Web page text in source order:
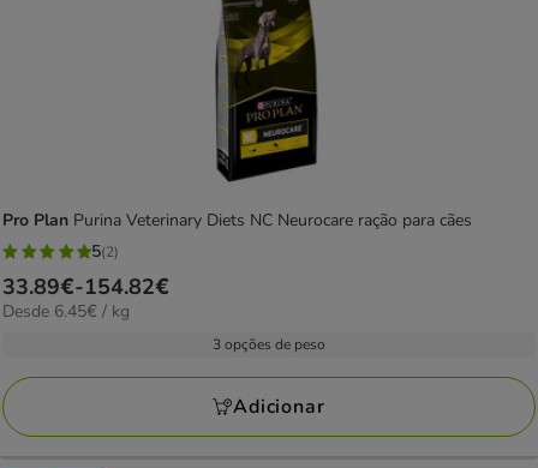
Pro Plan Purina Veterinary Diets NC Neurocare ração para cães
5
estrelas
com
avaliações
5(2)
Preço
de
154.82€
33.89€-154.82€
6.45€
Desde 6.45€ / kg
3 opções de peso
Adicionar